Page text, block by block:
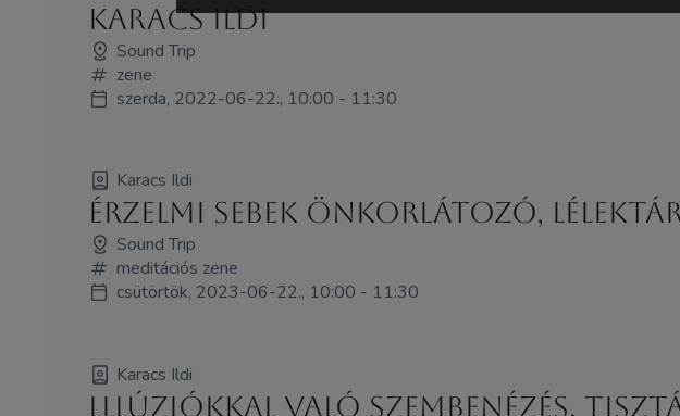
Karacs Ildi
Sound Trip
zene
szerda, 2022-06-22., 10:00 - 11:30
Karacs Ildi
Érzelmi sebek önkorlátozó,
Sound Trip
meditációs zene
csütörtök, 2023-06-22., 10:00 - 11:30
Karacs Ildi
lllúziókkal való szembenézés,